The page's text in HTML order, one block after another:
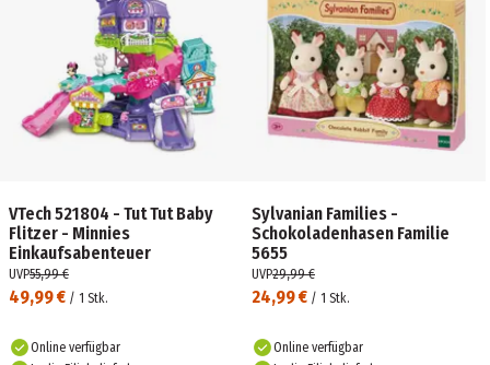
VTech 521804 - Tut Tut Baby
Flitzer - Minnies
Einkaufsabenteuer
49,99 € / 1 Stk.
UVP55,99 €
Online verfügbar
Sylvanian Families -
Schokoladenhasen Familie
5655
24,99 € / 1 Stk.
UVP29,99 €
Online verfügbar